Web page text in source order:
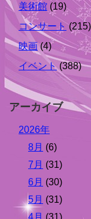
美術館 (19)
コンサート(215)
映画(4)
イベント(388)
アーカイブ
2026年
8月 (6)
7月 (31)
6月 (30)
5月 (31)
4月 (31)